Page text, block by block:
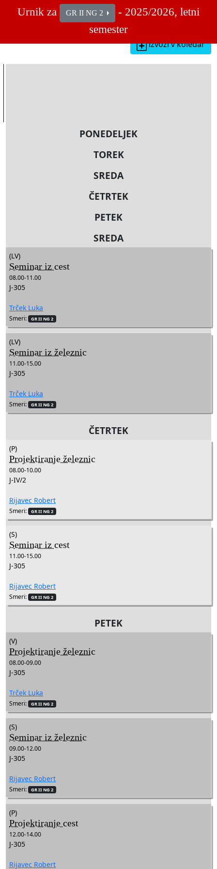
Urnik za GR II NG 2
- 2025/2026, letni
semester
izvozi v koledar
PONEDELJEK
TOREK
SREDA
ČETRTEK
PETEK
SREDA
(LV)
Seminar iz cest
08.00-11.00
J-305
Trček Luka
Smeri: GR II NG 2
(LV)
Seminar iz železnic
11.00-15.00
J-305
Trček Luka
Smeri: GR II NG 2
ČETRTEK
(P)
Projektiranje železnic
08.00-10.00
J-IV/2
Rijavec Robert
Smeri: GR II NG 2
(S)
Seminar iz cest
11.00-15.00
J-305
Rijavec Robert
Smeri: GR II NG 2
PETEK
(V)
Projektiranje železnic
08.00-09.00
J-305
Trček Luka
Smeri: GR II NG 2
(S)
Seminar iz železnic
09.00-12.00
J-305
Rijavec Robert
Smeri: GR II NG 2
(P)
Projektiranje cest
12.00-14.00
J-305
Rijavec Robert